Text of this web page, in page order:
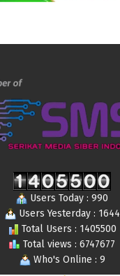
Users Today : 990
Users Yesterday : 1644
Total Users : 1405500
Total views : 6747677
Who's Online : 9